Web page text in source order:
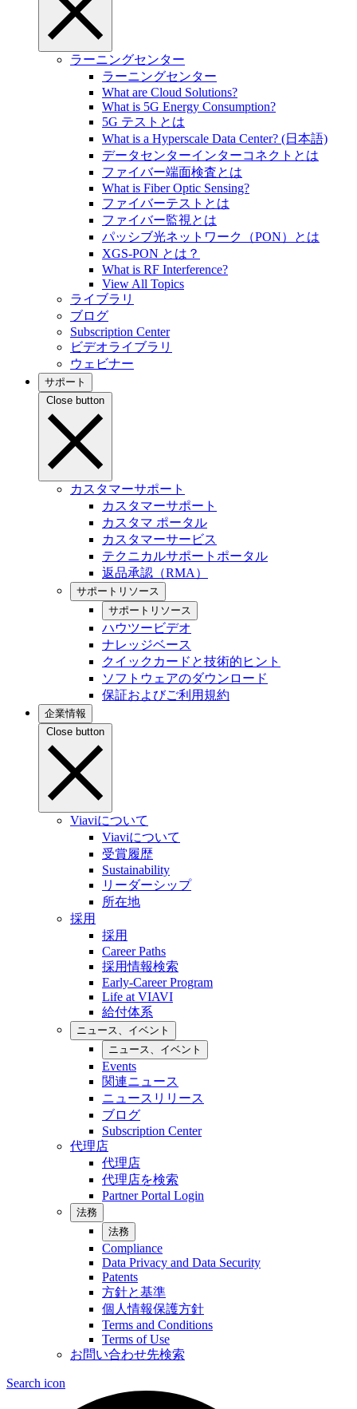
ラーニングセンター
ラーニングセンター
What are Cloud Solutions?
What is 5G Energy Consumption?
5G テストとは
What is a Hyperscale Data Center? (日本語)
データセンターインターコネクトとは
ファイバー端面検査とは
What is Fiber Optic Sensing?
ファイバーテストとは
ファイバー監視とは
パッシブ光ネットワーク（PON）とは
XGS-PON とは？
What is RF Interference?
View All Topics
ライブラリ
ブログ
Subscription Center
ビデオライブラリ
ウェビナー
サポート
Close button
カスタマーサポート
カスタマーサポート
カスタマ ポータル
カスタマーサービス
テクニカルサポートポータル
返品承認（RMA）
サポートリソース
サポートリソース
ハウツービデオ
ナレッジベース
クイックカードと技術的ヒント
ソフトウェアのダウンロード
保証およびご利用規約
企業情報
Close button
Viaviについて
Viaviについて
受賞履歴
Sustainability
リーダーシップ
所在地
採用
採用
Career Paths
採用情報検索
Early-Career Program
Life at VIAVI
給付体系
ニュース、イベント
ニュース、イベント
Events
関連ニュース
ニュースリリース
ブログ
Subscription Center
代理店
代理店
代理店を検索
Partner Portal Login
法務
法務
Compliance
Data Privacy and Data Security
Patents
方針と基準
個人情報保護方針
Terms and Conditions
Terms of Use
お問い合わせ先検索
Search icon